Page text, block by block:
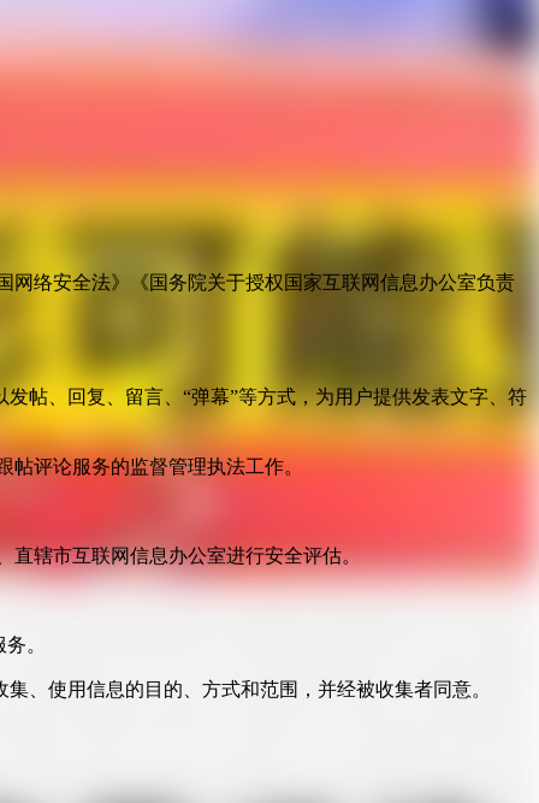
络安全法》《国务院关于授权国家互联网信息办公室负责
帖、回复、留言、“弹幕”等方式，为用户提供发表文字、符
评论服务的监督管理执法工作。
辖市互联网信息办公室进行安全评估。
。
、使用信息的目的、方式和范围，并经被收集者同意。